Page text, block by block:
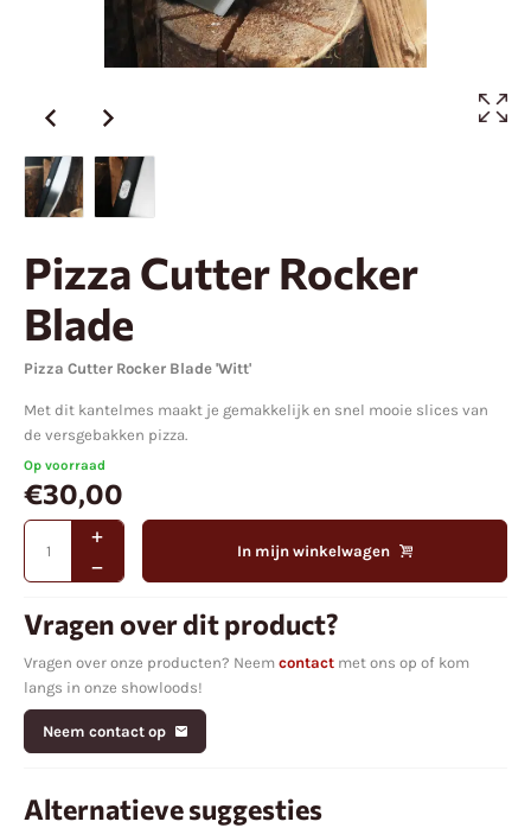
Pizza Cutter Rocker
Blade
Pizza Cutter Rocker Blade 'Witt'
Met dit kantelmes maakt je gemakkelijk en snel mooie slices van
de versgebakken pizza.
Op voorraad
€30,00
In mijn winkelwagen
Vragen over dit product?
Vragen over onze producten? Neem contact met ons op of kom
langs in onze showloods!
Neem contact op
Alternatieve suggesties